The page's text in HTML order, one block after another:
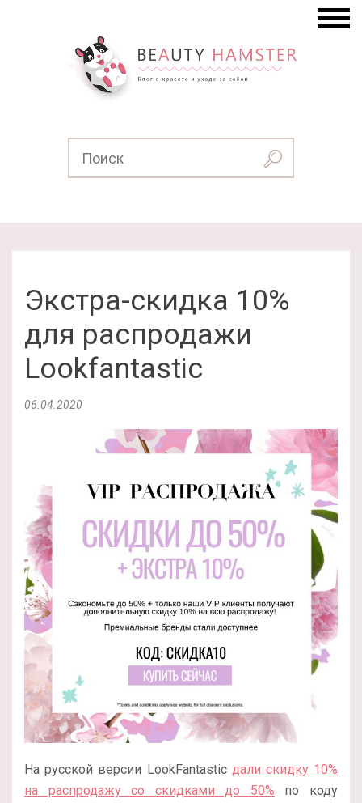
Экстра-скидка 10%
для распродажи
Lookfantastic
06.04.2020
На русской версии LookFantastic дали скидку 10%
на распродажу со скидками до 50% по коду